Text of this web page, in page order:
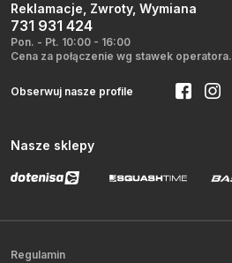
Reklamacje, Zwroty, Wymiana
731 931 424
Pon. - Pt. 10:00 - 16:00
Cena za połączenie wg stawek operatora.
Obserwuj nasze profile
Nasze sklepy
Regulamin